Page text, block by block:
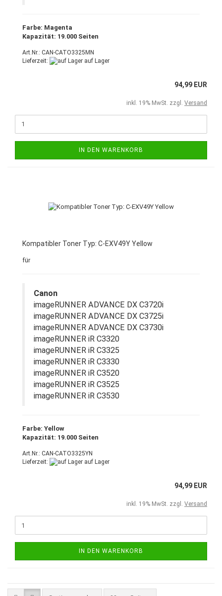
Farbe: Magenta
Kapazität: 19.000 Seiten
Art.Nr.: CAN-CATO3325MN
Lieferzeit:
auf Lager
94,99 EUR
inkl. 19% MwSt. zzgl. Versand
IN DEN WARENKORB
Kompatibler Toner Typ: C-EXV49Y Yellow
für
Canon
imageRUNNER ADVANCE DX C3720i
imageRUNNER ADVANCE DX C3725i
imageRUNNER ADVANCE DX C3730i
imageRUNNER iR C3320
imageRUNNER iR C3325
imageRUNNER iR C3330
imageRUNNER iR C3520
imageRUNNER iR C3525
imageRUNNER iR C3530
Farbe: Yellow
Kapazität: 19.000 Seiten
Art.Nr.: CAN-CATO3325YN
Lieferzeit:
auf Lager
94,99 EUR
inkl. 19% MwSt. zzgl. Versand
IN DEN WARENKORB